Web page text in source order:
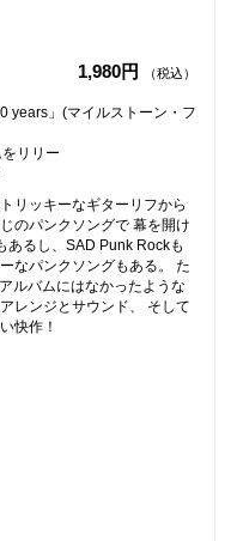
1,980円 （税込）
years」(マイルストーン・フ
リリー
リッキーなギターリフから
のパンクソングで 幕を開け
あるし、SAD Punk Rockも
なパンクソングもある。 た
ルバムにはなかったような
レンジとサウンド、 そして
快作！